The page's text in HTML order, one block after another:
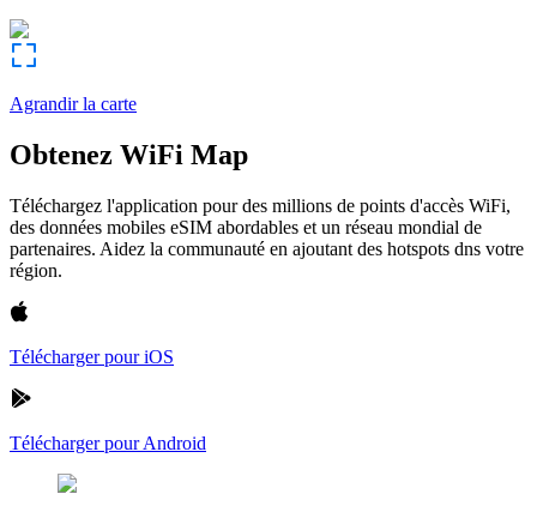
Agrandir la carte
Obtenez WiFi Map
Téléchargez l'application pour des millions de points d'accès WiFi,
des données mobiles eSIM abordables et un réseau mondial de
partenaires. Aidez la communauté en ajoutant des hotspots dns votre
région.
Télécharger pour iOS
Télécharger pour Android